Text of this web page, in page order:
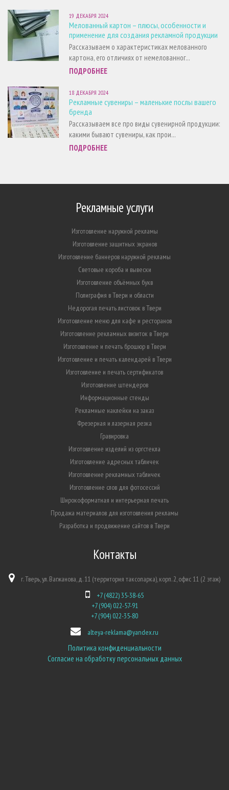
19 ДЕКАБРЯ 2024
Мелованный картон – плюсы, особенности и
применение для создания рекламной продукции
Рассказываем о характеристиках мелованного
картона, его отличиях от немелованног...
ПОДРОБНЕЕ
18 ДЕКАБРЯ 2024
Рекламные сувениры – маленькие послы вашего
бренда
Рассказываем все про виды сувенирной продукции:
какими бывают сувениры, как прои...
ПОДРОБНЕЕ
Рекламные услуги
Изготовление наружной рекламы
Изготовление защитных экранов
Изготовление баннеров наружной рекламы
Световые короба и вывески
Изготовление объёмных букв
Полиграфия в Твери и области
Недорогая печать листовок в Твери
Изготовление меню для кафе и ресторанов
Изготовление рекламных визиток в Твери
Изготовление и печать брошюр в Твери
Изготовление и печать календарей в Твери
Изготовление и печать сертификатов
Изготовление штендеров
Информационные стенды
Рекламные наклейки на заказ
Фрезерная и лазерная резка
Гравировка
Изготовление изделий из оргстекла
Изготовление адресных табличек
Изготовление рекламных табличек
Изготовление слов для фотосессий
Широкоформатная и интерьерная печать
Продажа материалов для изготовления рекламы
Разработка и продвижение сайтов в Твери
Контакты
г. Тверь, ул. Вагжанова, д. 11 (территория таксопарка), корп. 2, офис 11 (2 этаж)
+7 (4822) 35-38-65
+7 (904) 022-57-91
+7 (904) 022-35-80
alteya-reklama@yandex.ru
Политика конфиденциальности
Согласие на обработку персональных данных